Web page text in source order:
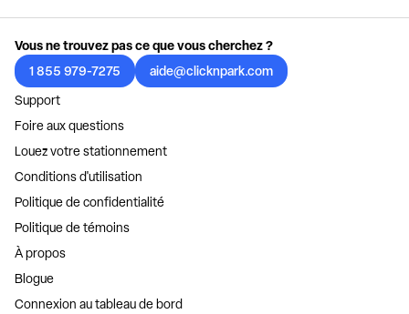
Vous ne trouvez pas ce que vous cherchez ?
1 855 979-7275
aide@clicknpark.com
Support
Foire aux questions
Louez votre stationnement
Conditions d'utilisation
Politique de confidentialité
Politique de témoins
À propos
Blogue
Connexion au tableau de bord